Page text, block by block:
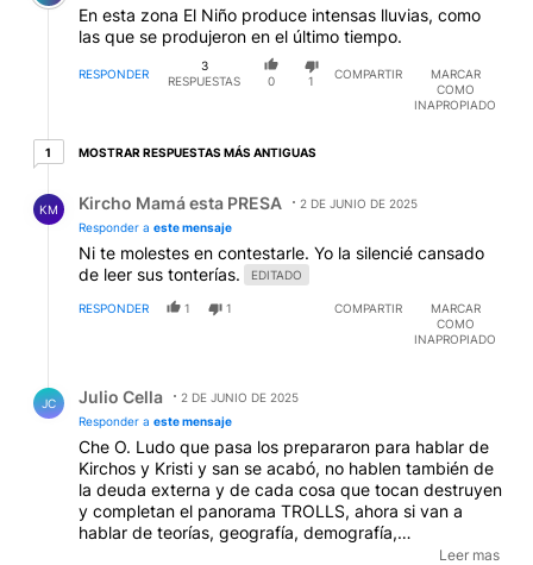
En esta zona El Niño produce intensas lluvias, como
las que se produjeron en el último tiempo.
RESPONDER
3
RESPUESTAS
0 1
COMPARTIR
MARCAR
COMO
INAPROPIADO
11 respuesta más antiguas
MOSTRAR RESPUESTAS MÁS ANTIGUAS
KM Kircho Mamá esta PRESA
2 DE JUNIO DE 2025
Responder a este mensaje
Ni te molestes en contestarle. Yo la silencié cansado
de leer sus tonterías.
EDITADO
RESPONDER 1 1 COMPARTIR
MARCAR
COMO
INAPROPIADO
JC Julio Cella
2 DE JUNIO DE 2025
Responder a este mensaje
Che O. Ludo que pasa los prepararon para hablar de
Kirchos y Kristi y san se acabó, no hablen también de
la deuda externa y de cada cosa que tocan destruyen
y completan el panorama TROLLS, ahora si van a
hablar de teorías, geografía, demografía,
palenteologia, escenografía y todas las fías del mundo
Leer mas